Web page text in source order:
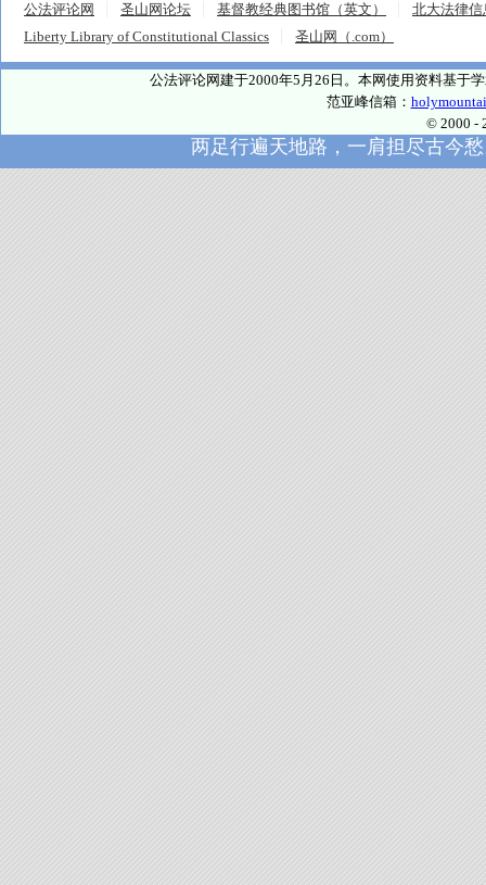
公法评论网 圣山网论坛 基督教经典图书馆（英文）
北大法律信
Liberty Library of Constitutional Classics
圣山网（.com）
公法评论网建于2000年5月26日。本网使用资料基于
范亚峰信箱：
© 2000 -
两足行遍天地路，一肩担尽古今